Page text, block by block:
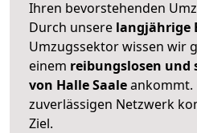
Ihren bevorstehenden
Durch unsere langjährige
Umzugssektor wissen wir
einem reibungslosen und
von Halle Saaleankommt.
zuverlässigen Netzwerk
Ziel.